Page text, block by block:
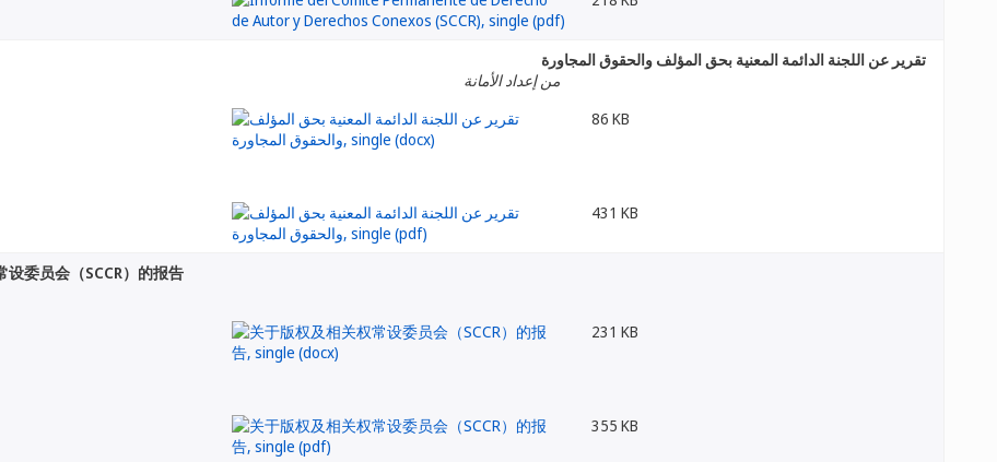
تقرير عن اللجنة الدائمة المعنية بحق المؤلف والحقوق المجاورة
من إعداد الأمانة
86 KB
431 KB
设委员会（SCCR）的报告
231 KB
355 KB